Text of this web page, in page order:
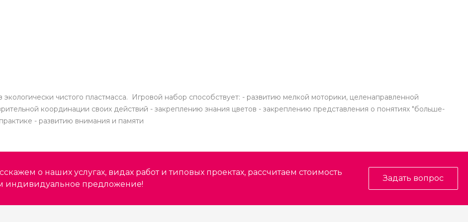
чистого пластмасса. Игровой набор способствует: - развитию мелкой моторики, целенаправленной
координации своих действий - закреплению знания цветов - закреплению представления о понятиях "больше-
- развитию внимания и памяти
о наших услугах, видах работ и типовых проектах, рассчитаем стоимость
индивидуальное предложение!
Задать вопрос